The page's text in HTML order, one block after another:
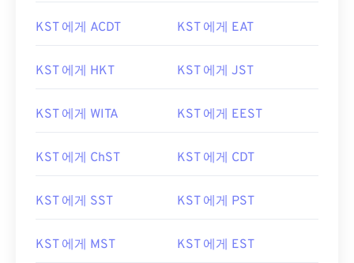
KST 에게 ACDT KST 에게 EAT
KST 에게 HKT KST 에게 JST
KST 에게 WITA KST 에게 EEST
KST 에게 ChST KST 에게 CDT
KST 에게 SST KST 에게 PST
KST 에게 MST KST 에게 EST